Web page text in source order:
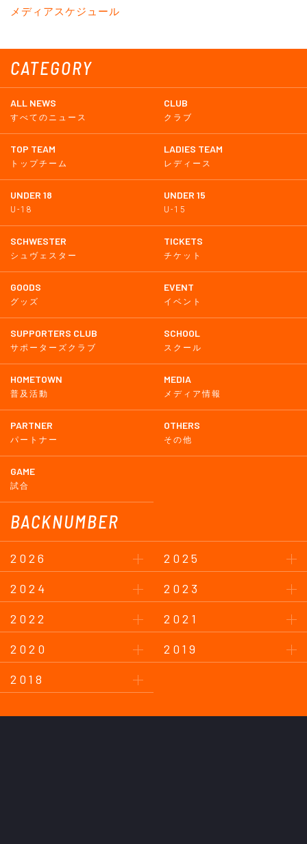
CATEGORY
ALL NEWS
すべてのニュース
CLUB
クラブ
TOP TEAM
トップチーム
LADIES TEAM
レディース
UNDER 18
U-18
UNDER 15
U-15
SCHWESTER
シュヴェスター
TICKETS
チケット
GOODS
グッズ
EVENT
イベント
SUPPORTERS CLUB
サポーターズクラブ
SCHOOL
スクール
HOMETOWN
普及活動
MEDIA
メディア情報
PARTNER
パートナー
OTHERS
その他
GAME
試合
BACKNUMBER
2026
2025
2024
2023
2022
2021
2020
2019
2018
メディアスケジュール